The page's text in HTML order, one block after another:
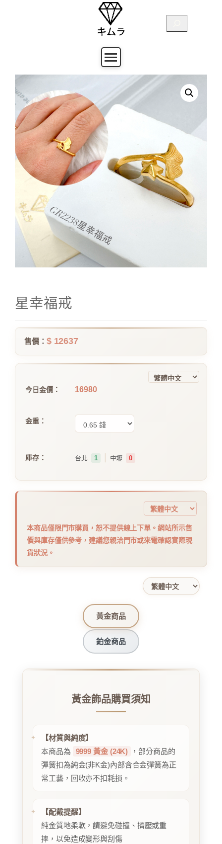
尋
星幸福戒
售價： $ 12637
今日金價： 16980
金重：
庫存： 台北 1 中壢 0
本商品僅限門市購買，恕不提供線上下單。網站所示售
價與庫存僅供參考，建議您親洽門市或來電確認實際現
貨狀況。
黃金商品
鉑金商品
黃金飾品購買須知
【材質與純度】
本商品為
9999 黃金 (24K)
，部分商品的
彈簧扣為純金(非K金)內部含合金彈簧為正
常工藝，回收亦不扣耗損。
【配戴提醒】
純金質地柔軟，請避免碰撞、擠壓或重
摔，以免造成變形與刮傷